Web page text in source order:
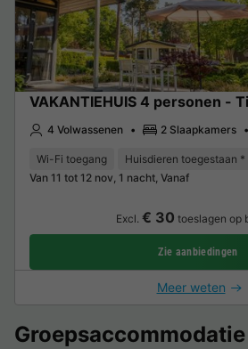
VAKANTIEHUIS 4 personen -
4 Volwassenen 2 Slaapkamers
Wi-Fi toegang Huisdieren toegestaan *
Van 11 tot 12 nov, 1 nacht, Vanaf
Excl. € 30 toeslagen op
Zie aanbiedingen
Meer weten
Groepsaccommodatie